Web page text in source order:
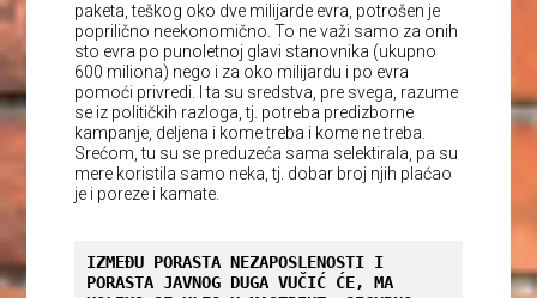
paketa, teškog oko dve milijarde evra, potrošen je
poprilično neekonomično. To ne važi samo za onih
sto evra po punoletnoj glavi stanovnika (ukupno
600 miliona) nego i za oko milijardu i po evra
pomoći privredi. I ta su sredstva, pre svega, razume
se iz političkih razloga, tj. potreba predizborne
kampanje, deljena i kome treba i kome ne treba.
Srećom, tu su se preduzeća sama selektirala, pa su
mere koristila samo neka, tj. dobar broj njih plaćao
je i poreze i kamate.
IZMEĐU PORASTA NEZAPOSLENOSTI I
PORASTA JAVNOG DUGA VUČIĆ ĆE, MA